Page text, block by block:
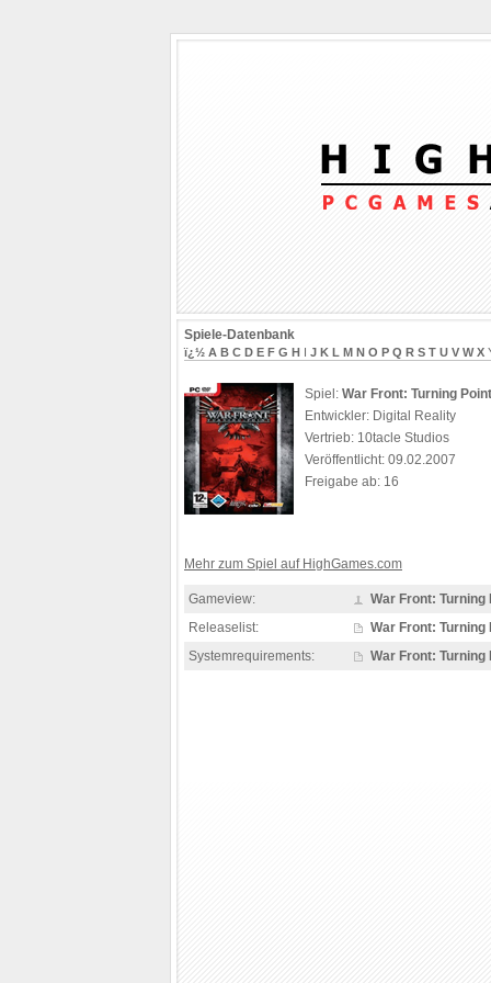
Spiele-Datenbank
ï¿½ A B C D E F G H I J K L M N O P Q R S T U V W X
Spiel: War Front: Turning Point
Entwickler: Digital Reality
Vertrieb: 10tacle Studios
Veröffentlicht: 09.02.2007
Freigabe ab: 16
Mehr zum Spiel auf HighGames.com
Gameview:
War Front: Turning
Releaselist:
War Front: Turning
Systemrequirements:
War Front: Turning